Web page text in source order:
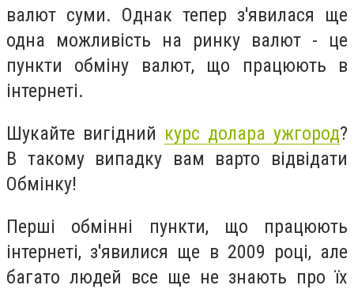
валют суми. Однак тепер з'явилася ще
одна можливість на ринку валют - це
пункти обміну валют, що працюють в
інтернеті.
Шукайте вигідний курс долара ужгород?
В такому випадку вам варто відвідати
Обмінку!
Перші обмінні пункти, що працюють
інтернеті, з'явилися ще в 2009 році, але
багато людей все ще не знають про їх